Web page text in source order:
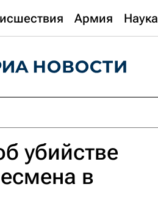
Армия Наука
убийстве
в